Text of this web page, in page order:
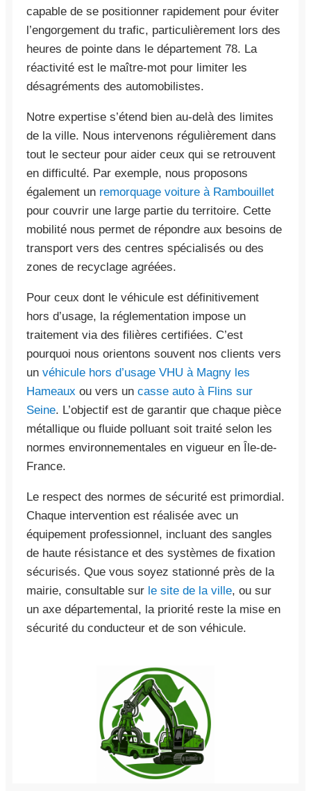
capable de se positionner rapidement pour éviter
l’engorgement du trafic, particulièrement lors des
heures de pointe dans le département 78. La
réactivité est le maître-mot pour limiter les
désagréments des automobilistes.
Notre expertise s’étend bien au-delà des limites
de la ville. Nous intervenons régulièrement dans
tout le secteur pour aider ceux qui se retrouvent
en difficulté. Par exemple, nous proposons
également un remorquage voiture à Rambouillet
pour couvrir une large partie du territoire. Cette
mobilité nous permet de répondre aux besoins de
transport vers des centres spécialisés ou des
zones de recyclage agréées.
Pour ceux dont le véhicule est définitivement
hors d’usage, la réglementation impose un
traitement via des filières certifiées. C’est
pourquoi nous orientons souvent nos clients vers
un véhicule hors d’usage VHU à Magny les
Hameaux ou vers un casse auto à Flins sur
Seine. L’objectif est de garantir que chaque pièce
métallique ou fluide polluant soit traité selon les
normes environnementales en vigueur en Île-de-
France.
Le respect des normes de sécurité est primordial.
Chaque intervention est réalisée avec un
équipement professionnel, incluant des sangles
de haute résistance et des systèmes de fixation
sécurisés. Que vous soyez stationné près de la
mairie, consultable sur le site de la ville, ou sur
un axe départemental, la priorité reste la mise en
sécurité du conducteur et de son véhicule.